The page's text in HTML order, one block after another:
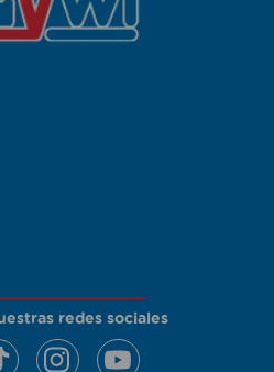
redes sociales